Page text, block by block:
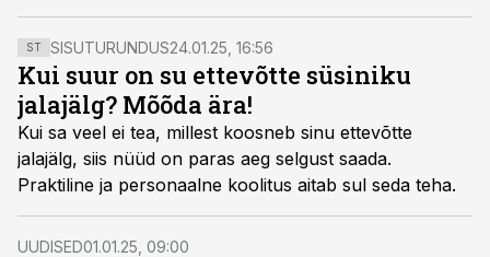
majandusaasta aruandega ka kestlikkusaruande, mis
hõlmab kolme põhivaldkonda: keskkond (E –
environmental
), sotsiaalsed tegurid (S – social
juhtimine (G – governance), tuntud ka lühendi ESG all.
ST SISUTURUNDUS24.01.25, 16:56
Kui suur on su ettevõtte süsiniku
jalajälg? Mõõda ära!
Kui sa veel ei tea, millest koosneb sinu ettevõtte
jalajälg, siis nüüd on paras aeg selgust saada.
Praktiline ja personaalne koolitus aitab sul seda teha.
UUDISED01.01.25, 09:00